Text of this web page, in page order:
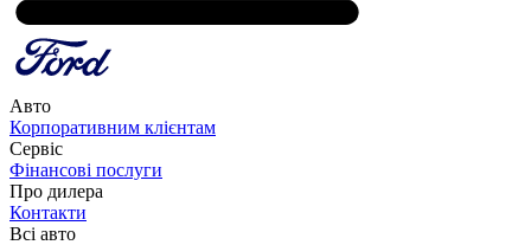
Авто
Корпоративним клієнтам
Сервіс
Фінансові послуги
Про дилера
Контакти
Всі авто